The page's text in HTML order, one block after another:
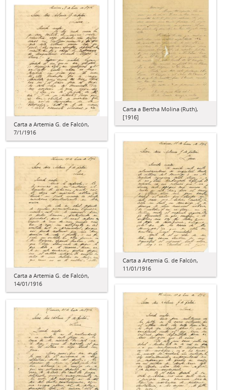
Carta a Bertha Molina (Ruth),
[1916]
Carta a Artemia G. de Falcón,
7/1/1916
Carta a Artemia G. de Falcón,
11/01/1916
Carta a Artemia G. de Falcón,
14/01/1916